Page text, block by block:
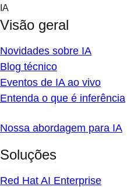
Skip
content
IA
Visão geral
Novidades sobre IA
Blog técnico
Eventos de IA ao vivo
Entenda o que é inferência
Nossa abordagem para IA
Soluções
Red Hat AI Enterprise